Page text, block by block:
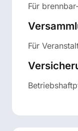
Für
Für